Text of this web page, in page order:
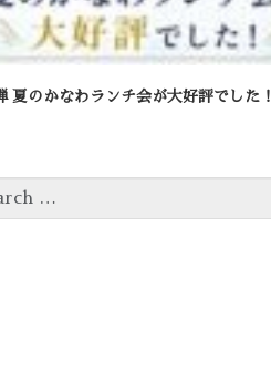
夏のかなわランチ会が大好評でした！